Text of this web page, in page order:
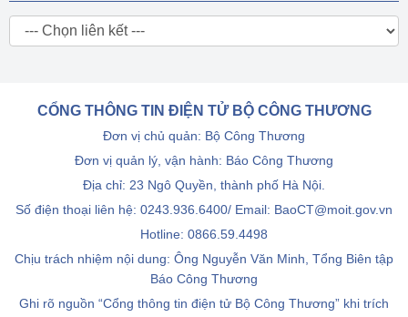
CỔNG THÔNG TIN ĐIỆN TỬ BỘ CÔNG THƯƠNG
Đơn vị chủ quản: Bộ Công Thương
Đơn vị quản lý, vận hành: Báo Công Thương
Địa chỉ: 23 Ngô Quyền, thành phố Hà Nội.
Số điện thoại liên hệ: 0243.936.6400/ Email: BaoCT@moit.gov.vn
Hotline: 0866.59.4498
Chịu trách nhiệm nội dung: Ông Nguyễn Văn Minh, Tổng Biên tập
Báo Công Thương
Ghi rõ nguồn “Cổng thông tin điện tử Bộ Công Thương” khi trích